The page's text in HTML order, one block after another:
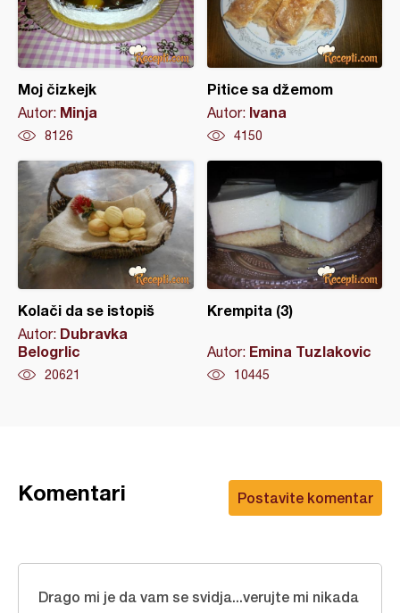
Moj čizkejk
Autor: Minja
8126
Pitice sa džemom
Autor: Ivana
4150
Kolači da se istopiš
Autor: Dubravka
Belogrlic
20621
Krempita (3)
Autor: Emina Tuzlakovic
10445
Postavite komentar
Komentari
Drago mi je da vam se svidja...verujte mi nikada